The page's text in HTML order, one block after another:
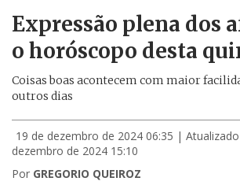
Expressão plena dos
o horóscopo desta
Coisas boas acontecem com maior
outros dias
19 de dezembro de 2024 06:35 |
dezembro de 2024 15:10
Por GREGORIO QUEIROZ